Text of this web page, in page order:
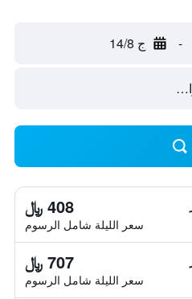
- ج 14/8
408 ﷼
سعر الليلة شامل الرسوم
707 ﷼
سعر الليلة شامل الرسوم